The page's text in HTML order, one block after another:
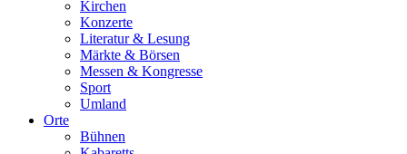
Kirchen
Konzerte
Literatur & Lesung
Märkte & Börsen
Messen & Kongresse
Sport
Umland
Orte
Bühnen